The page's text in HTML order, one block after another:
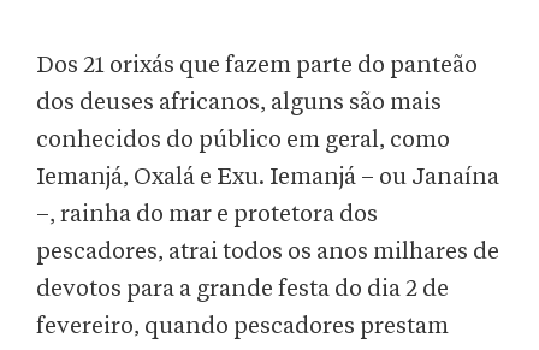
Dos 21 orixás que fazem parte do panteão
dos deuses africanos, alguns são mais
conhecidos do público em geral, como
Iemanjá, Oxalá e Exu. Iemanjá – ou Janaína
–, rainha do mar e protetora dos
pescadores, atrai todos os anos milhares de
devotos para a grande festa do dia 2 de
fevereiro, quando pescadores prestam